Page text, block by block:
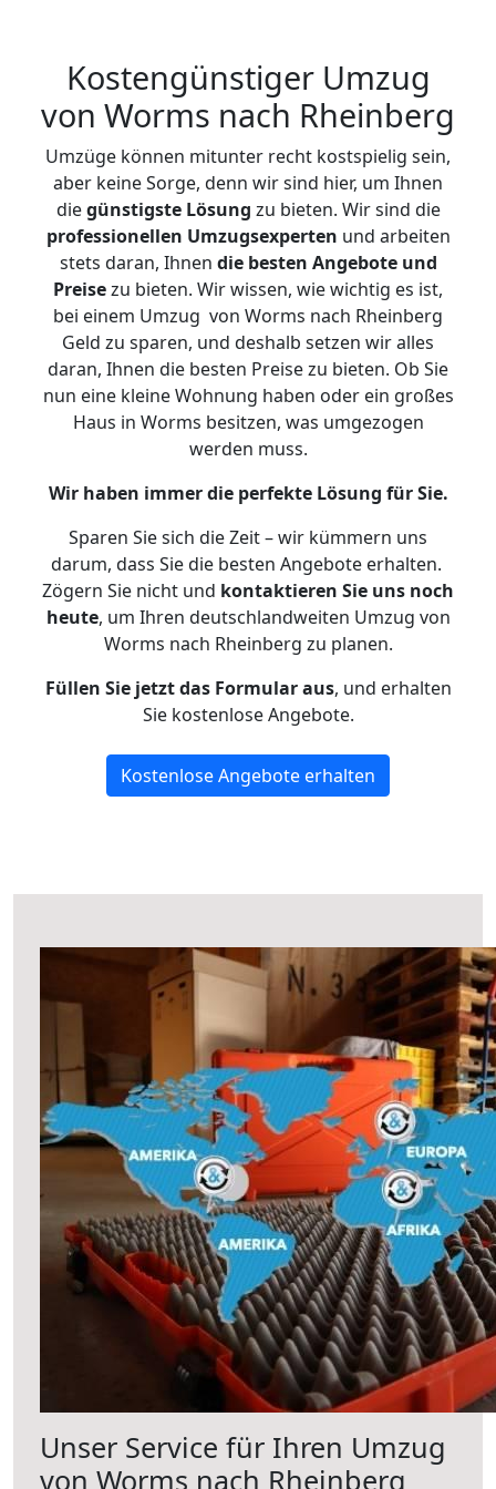
Kostengünstiger Umzug
von Worms nach Rheinberg
Umzüge können mitunter recht kostspielig sein,
aber keine Sorge, denn wir sind hier, um Ihnen
diegünstigste Lösung zu bieten. Wir sind die
professionellen Umzugsexperten und arbeiten
stets daran, Ihnen die besten Angebote und
Preisezu bieten. Wir wissen, wie wichtig es ist,
bei einem Umzug von Worms nach Rheinberg
Geld zu sparen, und deshalb setzen wir alles
daran, Ihnen die besten Preise zu bieten. Ob Sie
nun eine kleine Wohnung haben oder ein großes
Haus in Worms besitzen, was umgezogen
werden muss.
Wir haben immer die perfekte Lösung für Sie.
Sparen Sie sich die Zeit – wir kümmern uns
darum, dass Sie die besten Angebote erhalten.
Zögern Sie nicht und kontaktieren Sie uns noch
heute, um Ihren deutschlandweiten Umzug von
Worms nach Rheinberg zu planen.
Füllen Sie jetzt das Formular aus, und erhalten
Sie kostenlose Angebote.
Kostenlose Angebote erhalten
Unser Service für Ihren Umzug
von Worms nach Rheinberg